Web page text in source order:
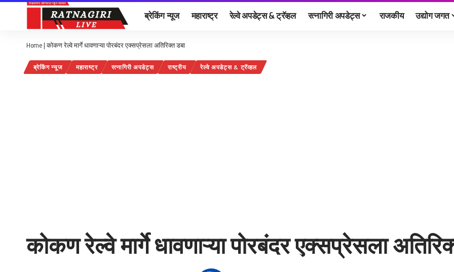
ब्रेकिंग न्यूज महाराष्ट्र रेल्वे अपडेट्स & ट्रॅव्हल रत्नागिरी अपडेट्स राजकीय उद्योग जगत
Home |कोकण रेल्वे मार्गे धावणाऱ्या पोरबंदर एक्सप्रेसला अतिरिक्त डबा
ब्रेकिंग न्यूज महाराष्ट्र रत्नागिरी अपडेट्स राष्ट्रीय रेल्वे अपडेट्स & ट्रॅव्हल
कोकण रेल्वे मार्गे धावणाऱ्या पोरबंदर एक्सप्रेसला